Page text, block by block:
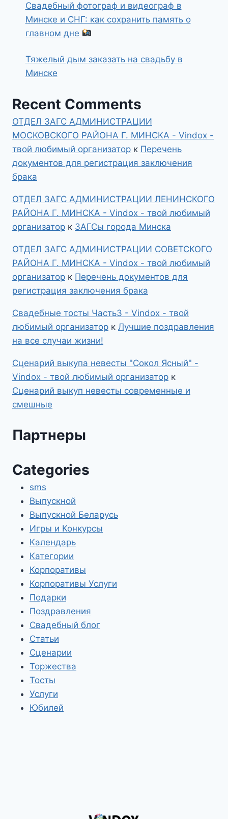
Свадебный фотограф и видеограф в
Минске и СНГ: как сохранить память о
главном дне
Тяжелый дым заказать на свадьбу в
Минске
Recent Comments
ОТДЕЛ ЗАГС АДМИНИСТРАЦИИ
МОСКОВСКОГО РАЙОНА Г. МИНСКА - Vindox -
твой любимый организатор к Перечень
документов для регистрация заключения
брака
ОТДЕЛ ЗАГС АДМИНИСТРАЦИИ ЛЕНИНСКОГО
РАЙОНА Г. МИНСКА - Vindox - твой любимый
организатор к ЗАГСы города Минска
ОТДЕЛ ЗАГС АДМИНИСТРАЦИИ СОВЕТСКОГО
РАЙОНА Г. МИНСКА - Vindox - твой любимый
организатор к Перечень документов для
регистрация заключения брака
Свадебные тосты Часть3 - Vindox - твой
любимый организатор к Лучшие поздравления
на все случаи жизни!
Сценарий выкупа невесты "Сокол Ясный" -
Vindox - твой любимый организатор к
Сценарий выкуп невесты современные и
смешные
Партнеры
Categories
sms
Выпускной
Выпускной Беларусь
Игры и Конкурсы
Календарь
Категории
Корпоративы
Корпоративы Услуги
Подарки
Поздравления
Свадебный блог
Статьи
Сценарии
Торжества
Тосты
Услуги
Юбилей